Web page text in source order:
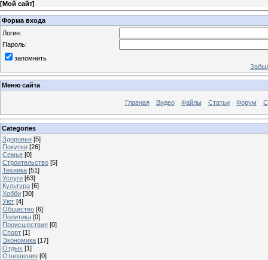
[Мой сайт]
Форма входа
Логин:
Пароль:
запомнить
Меню сайта
Главная Видео Файлы Статьи Форум
Categories
Здоровье [5]
Покупки [26]
Семья [0]
Строительство [5]
Техника [51]
Услуги [63]
Культура [6]
Хобби [30]
Уют [4]
Общество [6]
Политика [0]
Происшествия [0]
Спорт [1]
Экономика [17]
Отдых [1]
Отношения [0]